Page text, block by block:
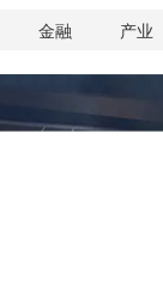
金融 产业